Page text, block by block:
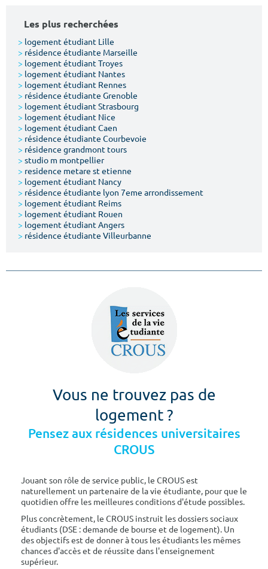
Type de location
Votre date d'entrée
Les plus recherchées
> logement étudiant Lille
> résidence étudiante Marseille
> logement étudiant Troyes
> logement étudiant Nantes
> logement étudiant Rennes
> résidence étudiante Grenoble
> logement étudiant Strasbourg
> logement étudiant Nice
> logement étudiant Caen
> résidence étudiante Courbevoie
> résidence grandmont tours
> studio m montpellier
> residence metare st etienne
> logement étudiant Nancy
> résidence étudiante lyon 7eme arrondissement
> logement étudiant Reims
> logement étudiant Rouen
> logement étudiant Angers
> résidence étudiante Villeurbanne
Vous ne trouvez pas de
logement ?
Pensez aux résidences universitaires
CROUS
Jouant son rôle de service public, le CROUS est
naturellement un partenaire de la vie étudiante, pour que le
quotidien offre les meilleures conditions d'étude possibles.
Plus concrètement, le CROUS instruit les dossiers sociaux
étudiants (DSE : demande de bourse et de logement). Un
des objectifs est de donner à tous les étudiants les mêmes
chances d'accès et de réussite dans l'enseignement
supérieur.